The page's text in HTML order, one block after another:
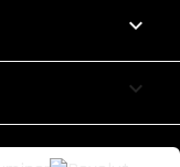

keyboard_arrow_down